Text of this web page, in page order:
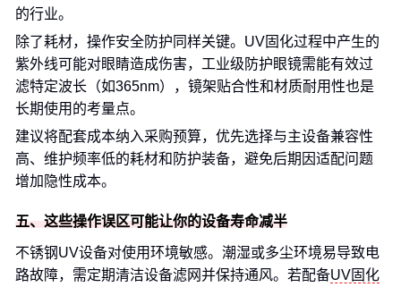
的行业。
除了耗材，操作安全防护同样关键。UV固化过程中产生的
紫外线可能对眼睛造成伤害，工业级防护眼镜需能有效过
滤特定波长（如365nm），镜架贴合性和材质耐用性也是
长期使用的考量点。
建议将配套成本纳入采购预算，优先选择与主设备兼容性
高、维护频率低的耗材和防护装备，避免后期因适配问题
增加隐性成本。
五、这些操作误区可能让你的设备寿命减半
不锈钢UV设备对使用环境敏感。潮湿或多尘环境易导致电
路故障，需定期清洁设备滤网并保持通风。若配备UV固化